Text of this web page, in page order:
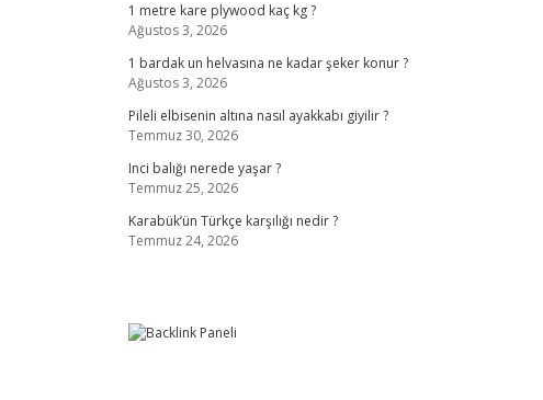
1 metre kare plywood kaç kg ?
Ağustos 3, 2026
1 bardak un helvasına ne kadar şeker konur ?
Ağustos 3, 2026
Pileli elbisenin altına nasıl ayakkabı giyilir ?
Temmuz 30, 2026
Inci balığı nerede yaşar ?
Temmuz 25, 2026
Karabük’ün Türkçe karşılığı nedir ?
Temmuz 24, 2026